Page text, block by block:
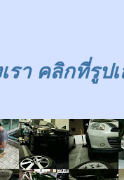
รา คลิกที่รูป